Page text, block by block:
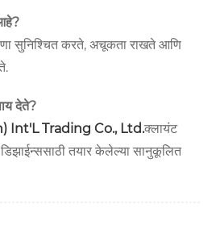
सुनिश्चित करते, अचूकता राखते आणि
देते?
Int'L Trading Co., Ltd.क्लायंट
तयार केलेल्या सानुकूलित